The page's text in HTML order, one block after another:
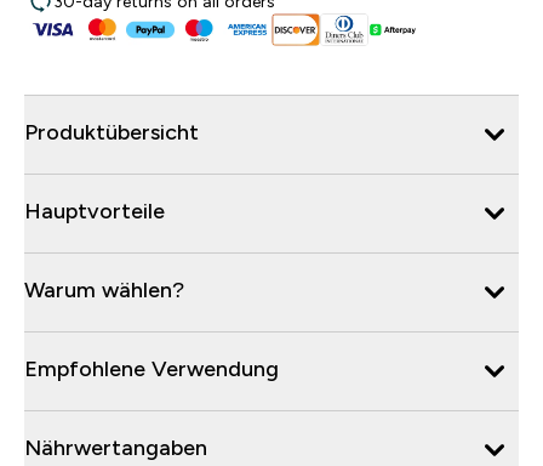
Produktübersicht
Hauptvorteile
Warum wählen?
Empfohlene Verwendung
Nährwertangaben